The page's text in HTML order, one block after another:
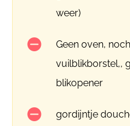
weer)
Geen oven,
vuilblikborstel,,
blikopener
gordijntje